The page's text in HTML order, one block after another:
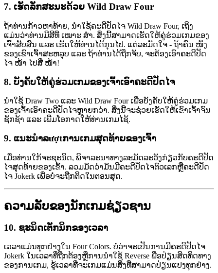
7. ເຮັດລັກສະນະດ້ວຍ Wild Draw Four
ຖ້າທ່ານກ້າວຫາທ້າຍ, ນຳໃຊ້ຄະດີປັດໄຈ Wild Draw Four, ເຖິງ
ແມ່ນວ່າທ່ານມີສີທີ່ ເໝາະ ສຳ. ສິ່ງນີ້ສາມາດເຮັດໃຫ້ຄູ່ຮ່ວມເກມຂອງ
ເຈົ້າສັບສົນ ແລະ ເຮັດໃຫ້ທ່ານໄດ້ກຸນໄປ. ແຕ່ລະມັດໃຈ - ຖ້າຄົນ ໜຶ່ງ
ຂອງເຂົາເຈົ້າສະຫລຸບ ແລະ ຖ້າທ່ານໄດ້ຖືກຈັບ, ຈະຕ້ອງເອົາຄະດີປັດ
ໄຈ ໜ້າ ໄປສີ່ ໜ້າ!
8. ບັງຄັບໃຫ້ຄູ່ຮ່ວມເກມຂອງເຈົ້າເອົາຄະດີປັດໄຈ
ນຳໃຊ້ Draw Two ແລະ Wild Draw Four ເພື່ອບັງຄັບໃຫ້ຄູ່ຮ່ວມເກມ
ຂອງເຈົ້າເອົາຄະດີປັດໄຈຫຼາຍກວ່າ. ສິ່ງນີ້ຈະຊ່ວຍເຮັດໃຫ້ເຂົາເຈົ້າຈົນ
ຊັກຊ້າ ແລະ ເພີ່ມໂອກາດໃຫ້ທ່ານເກມໄຊ້.
9. ແນະນໍາລượtການເກມສຸດທ້າຍຂອງເຈົ້າ
ເມື່ອທ່ານໃກ້ຈະຊະນິດ, ພິຈາລະນາທາງລະມັດລະວັງກ່ຽວກັບຄະດີປັດ
ໄຈສຸດທ້າຍຂອງເຂົ້າ. ລວມມັດວ່າມັນມີຄະດີປັດໄຈຕົວເລກຫຼືຄະດີປັດ
ໄຈ Jokerk ເພື່ອບໍ່ຈະຖືກຕິດໃນຕອນສຸດ.
ຄວາມລັບຂອງນັກເກມຊ່ຽວຊານ
10. ຊະນິດເຕັກນິກຂອງເວລາ
ເວລາແມ່ນທຸກຢ່າງໃນ Four Colors. ບໍ່ວ່າຈະເປັນການມີຄະດີປັດໄຈ
Jokerk ໃນເວລາທີ່ຖືກຕ້ອງຫຼືການນໍາໃຊ້ Reverse ພື່ອປ່ຽນສິດທິດທາງ
ຂອງການເກມ, ຮູ້ເວລາທີ່ຈະເກມແມ່ນສິ່ງທີ່ສາມາດປ່ຽນແປງທຸກຢ່າງ.